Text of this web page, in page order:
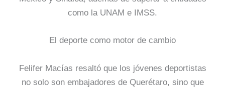
como la UNAM e IMSS.
El deporte como motor de cambio
Felifer Macías resaltó que los jóvenes deportistas
no solo son embajadores de Querétaro, sino que